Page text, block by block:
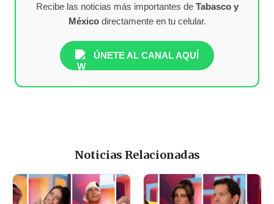
Recibe las noticias más importantes de Tabasco y
Méxicodirectamente en tu celular.
ÚNETE AL CANAL AQUÍ
Noticias Relacionadas